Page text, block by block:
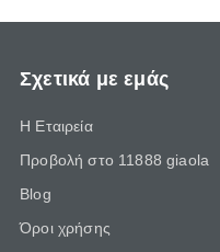
Σχετικά με εμάς
Η Εταιρεία
Προβολή στο 11888 giaola
Blog
Όροι χρήσης